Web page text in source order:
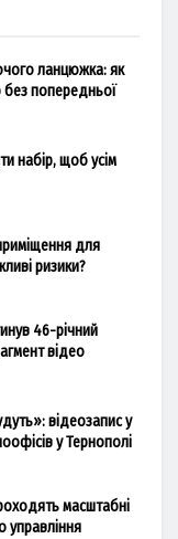
ланцюжка: як
без попередньої
набір, щоб усім
для
ризики?
46-річний
відео
відеозапис у
у Тернополі
масштабні
управління